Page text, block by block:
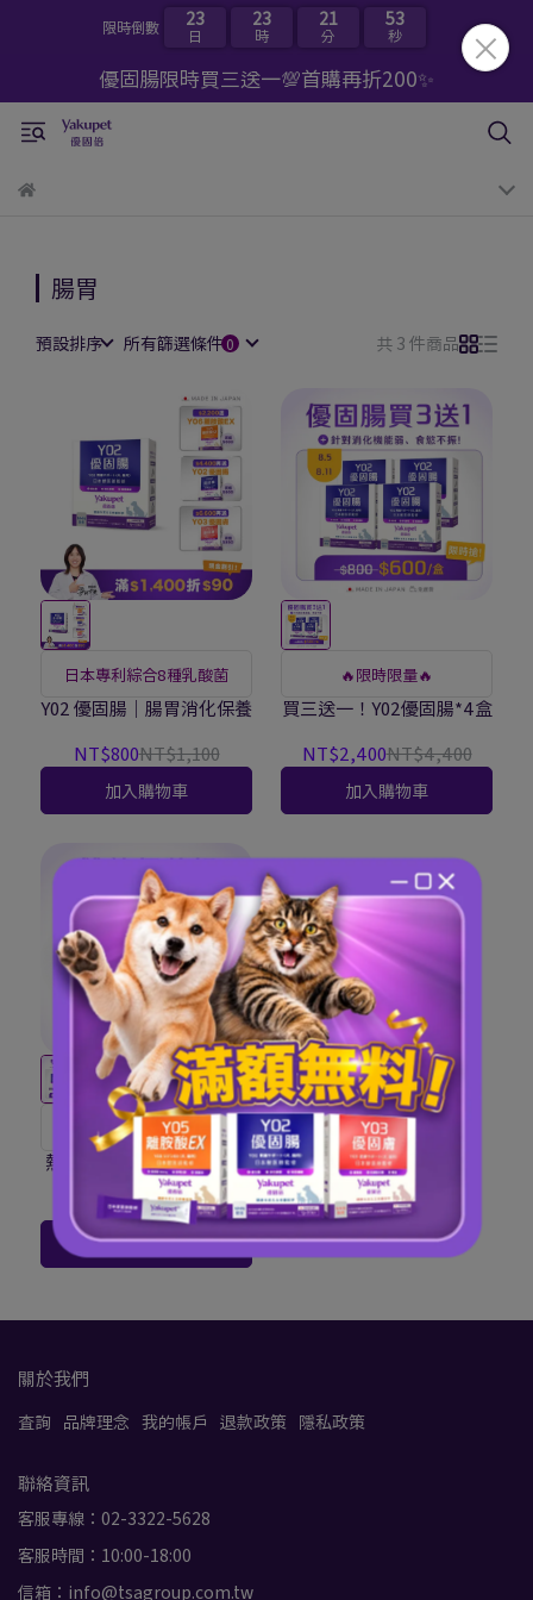
限時倒數 23
日
23
時
21
分
53
秒
優固腸限時買三送一💯首購再折200✨
腸胃
預設排序 所有篩選條件 共 3 件商品
日本專利綜合8種乳酸菌
Y02 優固腸｜腸胃消化保養
NT$800NT$1,100
加入購物車
🔥限時限量🔥
買三送一！Y02優固腸*4盒
NT$2,400NT$4,400
加入購物車
新客體驗價，現省$804
熱銷冠軍！內調外護組(優
固關+優固腸)
NT$1,496NT$2,300
加入購物車
關於我們
查詢 品牌理念 我的帳戶 退款政策 隱私政策
聯絡資訊
客服專線：02-3322-5628
客服時間：10:00-18:00
信箱：info@tsagroup.com.tw